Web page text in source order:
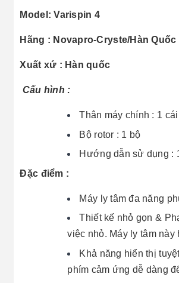
Model: Varispin 4
Hãng : Novapro-Cryste/Hàn Quốc
Xuất xứ : Hàn quốc
Cấu hình :
Thân máy chính : 1 cái
Bộ rotor : 1 bộ
Hướng dẫn sử dụng :
Đặc điểm :
Máy ly tâm đa năng
Thiết kế nhỏ gọn &
việc nhỏ. Máy ly tâm
Khả năng hiển thị
phím cảm ứng dễ dàng